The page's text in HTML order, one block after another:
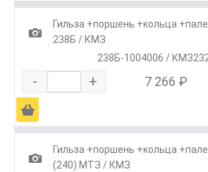
1
Гильза +поршень +кольца
238Б / КМЗ
238Б-1004006 /
- + 7 266 ₽
Ä
1
Гильза +поршень +кольца
(240) МТЗ / КМЗ